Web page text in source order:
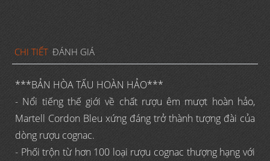
CHI TIẾT ĐÁNH GIÁ
***BẢN HÒA TẤU HOÀN HẢO***
- Nổi tiếng thế giới về chất rượu êm mượt hoàn hảo,
Martell Cordon Bleu xứng đáng trở thành tượng đài của
dòng rượu cognac.
- Phối trộn từ hơn 100 loại rượu cognac thượng hạng với